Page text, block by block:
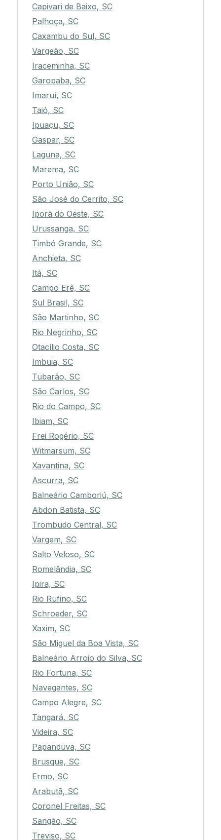
Capivari de Baixo, SC
Palhoça, SC
Caxambu do Sul, SC
Vargeão, SC
Iraceminha, SC
Garopaba, SC
Imaruí, SC
Taió, SC
Ipuaçu, SC
Gaspar, SC
Laguna, SC
Marema, SC
Porto União, SC
São José do Cerrito, SC
Iporã do Oeste, SC
Urussanga, SC
Timbó Grande, SC
Anchieta, SC
Itá, SC
Campo Erê, SC
Sul Brasil, SC
São Martinho, SC
Rio Negrinho, SC
Otacílio Costa, SC
Imbuia, SC
Tubarão, SC
São Carlos, SC
Rio do Campo, SC
Ibiam, SC
Frei Rogério, SC
Witmarsum, SC
Xavantina, SC
Ascurra, SC
Balneário Camboriú, SC
Abdon Batista, SC
Trombudo Central, SC
Vargem, SC
Salto Veloso, SC
Romelândia, SC
Ipira, SC
Rio Rufino, SC
Schroeder, SC
Xaxim, SC
São Miguel da Boa Vista, SC
Balneário Arroio do Silva, SC
Rio Fortuna, SC
Navegantes, SC
Campo Alegre, SC
Tangará, SC
Videira, SC
Papanduva, SC
Brusque, SC
Ermo, SC
Arabutã, SC
Coronel Freitas, SC
Sangão, SC
Treviso, SC